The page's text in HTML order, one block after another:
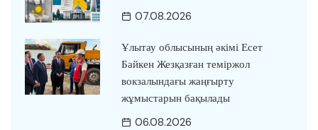
07.08.2026
Ұлытау облысының әкімі Есет
Байкен Жезқазған теміржол
вокзалындағы жаңғырту
жұмыстарын бақылады
06.08.2026